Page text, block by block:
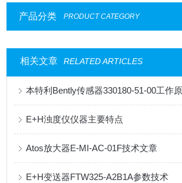
产品分类 PRODUCT CATEGORY
相关文章 RELATED ARTICLES
本特利Bently传感器330180-51-00工作
E+H浊度仪仪器主要特点
Atos放大器E-MI-AC-01F技术文章
E+H变送器FTW325-A2B1A参数技术